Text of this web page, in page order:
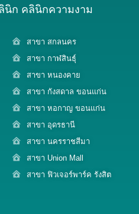
นิก คลินิกความงาม
สาขา สกลนคร
สาขา กาฬสินธุ์
สาขา หนองคาย
สาขา กังสดาล ขอนแก่น
สาขา หอกาญ ขอนแก่น
สาขา อุดรธานี
สาขา นครราชสีมา
สาขา Union Mall
สาขา ฟิวเจอร์พาร์ค รังสิต